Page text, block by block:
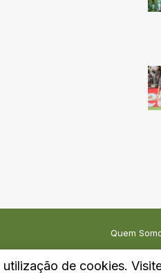
Quem
de cookies.